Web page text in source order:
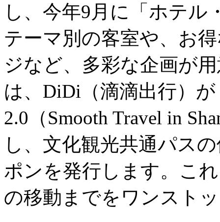
し、今年9月に「ホテル
テーマ別の客室や、お
ジなど、多彩な企画が
は、DiDi（滴滴出行）
2.0（Smooth Travel in
し、文化観光共通パス
ポンを発行します。こ
の移動までをワンスト